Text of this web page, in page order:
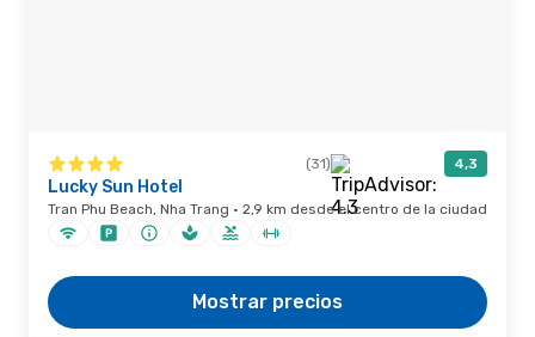
(31) 4,3
Lucky Sun Hotel
Tran Phu Beach, Nha Trang · 2,9 km desde el centro de la ciudad
Mostrar precios